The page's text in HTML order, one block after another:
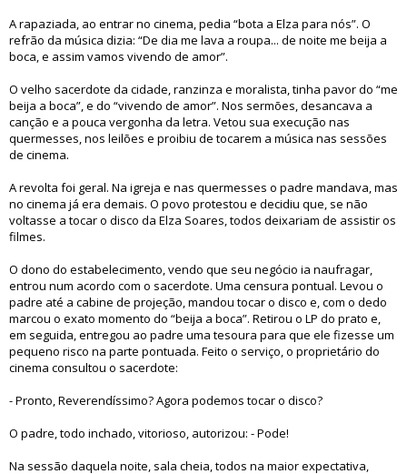
A rapaziada, ao entrar no cinema, pedia “bota a Elza para nós”. O
refrão da música dizia: “De dia me lava a roupa... de noite me beija a
boca, e assim vamos vivendo de amor”.
O velho sacerdote da cidade, ranzinza e moralista, tinha pavor do “me
beija a boca”, e do “vivendo de amor”. Nos sermões, desancava a
canção e a pouca vergonha da letra. Vetou sua execução nas
quermesses, nos leilões e proibiu de tocarem a música nas sessões
de cinema.
A revolta foi geral. Na igreja e nas quermesses o padre mandava, mas
no cinema já era demais. O povo protestou e decidiu que, se não
voltasse a tocar o disco da Elza Soares, todos deixariam de assistir os
filmes.
O dono do estabelecimento, vendo que seu negócio ia naufragar,
entrou num acordo com o sacerdote. Uma censura pontual. Levou o
padre até a cabine de projeção, mandou tocar o disco e, com o dedo
marcou o exato momento do “beija a boca”. Retirou o LP do prato e,
em seguida, entregou ao padre uma tesoura para que ele fizesse um
pequeno risco na parte pontuada. Feito o serviço, o proprietário do
cinema consultou o sacerdote:
- Pronto, Reverendíssimo? Agora podemos tocar o disco?
O padre, todo inchado, vitorioso, autorizou: - Pode!
Na sessão daquela noite, sala cheia, todos na maior expectativa,